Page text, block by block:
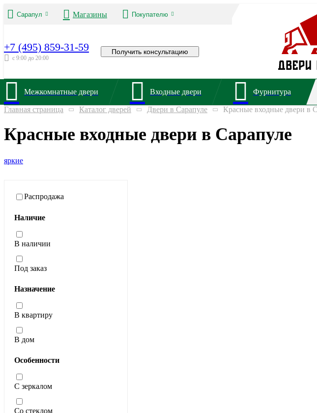
Сарапул Магазины Покупателю
+7 (495) 859-31-59
с 9:00 до 20:00
Получить консультацию
Межкомнатные двери Входные двери Фурнитура
Главная страница Каталог дверей Двери в Сарапуле Красные входные двери в
Красные входные двери в Сарапуле
яркие
Распродажа
Наличие
В наличии
Под заказ
Назначение
В квартиру
В дом
Особенности
С зеркалом
Со стеклом